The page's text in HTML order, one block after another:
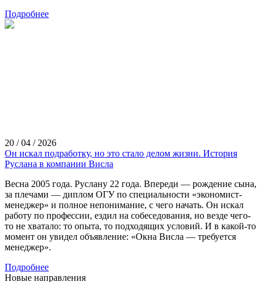
Подробнее
20 / 04 / 2026
Он искал подработку, но это стало делом жизни. История
Руслана в компании Висла
Весна 2005 года. Руслану 22 года. Впереди — рождение сына,
за плечами — диплом ОГУ по специальности «экономист-
менеджер» и полное непонимание, с чего начать. Он искал
работу по профессии, ездил на собеседования, но везде чего-
то не хватало: то опыта, то подходящих условий. И в какой-то
момент он увидел объявление: «Окна Висла — требуется
менеджер».
Подробнее
Новые направления